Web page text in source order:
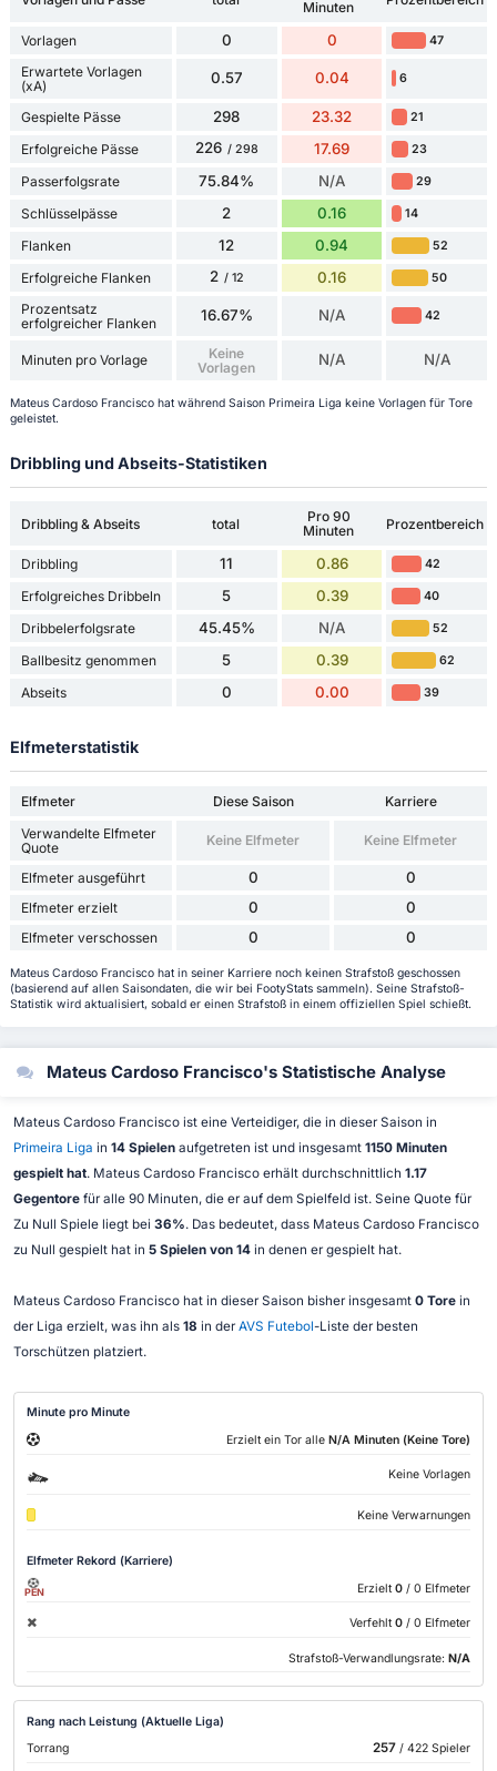
Minuten
Vorlagen 0 0 47
Erwartete Vorlagen
(xA)
0.57 0.04 6
Gespielte Pässe 298 23.32 21
Erfolgreiche Pässe 226 / 298 17.69 23
Passerfolgsrate 75.84% N/A 29
Schlüsselpässe 2 0.16 14
Flanken 12 0.94 52
Erfolgreiche Flanken 2 / 12 0.16 50
Prozentsatz
erfolgreicher Flanken
16.67% N/A 42
Minuten pro Vorlage
Keine
Vorlagen
N/A N/A
Mateus Cardoso Francisco hat während Saison Primeira Liga keine Vorlagen für Tore
geleistet.
Dribbling und Abseits-Statistiken
Dribbling & Abseits total
Pro 90
Minuten
Prozentbereich
Dribbling 11 0.86 42
Erfolgreiches Dribbeln 5 0.39 40
Dribbelerfolgsrate 45.45% N/A 52
Ballbesitz genommen 5 0.39 62
Abseits 0 0.00 39
Elfmeterstatistik
Elfmeter Diese Saison
Karriere
Verwandelte Elfmeter
Quote
Keine Elfmeter Keine Elfmeter
Elfmeter ausgeführt 0 0
Elfmeter erzielt 0 0
Elfmeter verschossen 0 0
Mateus Cardoso Francisco hat in seiner Karriere noch keinen Strafstoß geschossen
(basierend auf allen Saisondaten, die wir bei FootyStats sammeln). Seine Strafstoß-
Statistik wird aktualisiert, sobald er einen Strafstoß in einem offiziellen Spiel schießt.
Mateus Cardoso Francisco's Statistische Analyse
Mateus Cardoso Francisco ist eine Verteidiger, die in dieser Saison in
Primeira Liga in 14 Spielenaufgetreten ist und insgesamt 1150 Minuten
gespielt hat. Mateus Cardoso Francisco erhält durchschnittlich 1.17
Gegentorefür alle 90 Minuten, die er auf dem Spielfeld ist. Seine Quote für
Zu Null Spiele liegt bei 36%. Das bedeutet, dass Mateus Cardoso Francisco
zu Null gespielt hat in 5 Spielen von 14in denen er gespielt hat.
Mateus Cardoso Francisco hat in dieser Saison bisher insgesamt 0 Torein
der Liga erzielt, was ihn als 18 in der AVS Futebol-Liste der besten
Torschützen platziert.
Minute pro Minute
Erzielt ein Tor alle N/A Minuten (Keine Tore)
Keine Vorlagen
Keine Verwarnungen
Elfmeter Rekord (Karriere)
PEN Erzielt 0 / 0 Elfmeter
Verfehlt 0 / 0 Elfmeter
Strafstoß-Verwandlungsrate: N/A
Rang nach Leistung (Aktuelle Liga)
Torrang
257/ 422 Spieler